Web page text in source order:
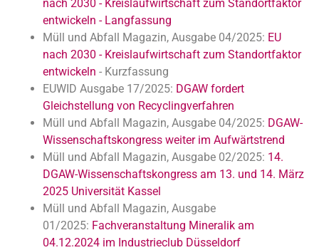
nach 2030 - Kreislaufwirtschaft zum Standortfaktor
entwickeln - Langfassung
Müll und Abfall Magazin, Ausgabe 04/2025: EU
nach 2030 - Kreislaufwirtschaft zum Standortfaktor
entwickeln - Kurzfassung
EUWID Ausgabe 17/2025: DGAW fordert
Gleichstellung von Recyclingverfahren
Müll und Abfall Magazin, Ausgabe 04/2025: DGAW-
Wissenschaftskongress weiter im Aufwärtstrend
Müll und Abfall Magazin, Ausgabe 02/2025: 14.
DGAW-Wissenschaftskongress am 13. und 14. März
2025 Universität Kassel
Müll und Abfall Magazin, Ausgabe
01/2025: Fachveranstaltung Mineralik am
04.12.2024 im Industrieclub Düsseldorf